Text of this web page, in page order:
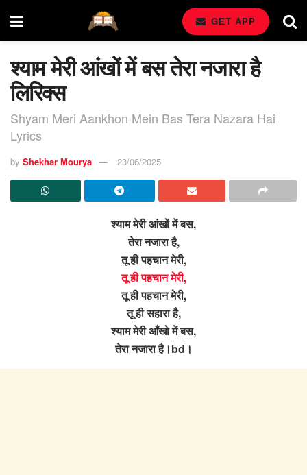
GET APP
श्याम मेरी आंखों में बस तेरा नजारा है
लिरिक्स
Shyam Meri Aankhon Mein Bas Tera Nazara Hai
Lyrics
by Shekhar Mourya 23/06/2025
श्याम मेरी आंखों में बस,
तेरा नजारा है,
तू ही पहचान मेरी,
तू ही पहचान मेरी,
तू ही पहचान मेरी,
तू ही सहारा है,
श्याम मेरी आँखो में बस,
तेरा नजारा है।bd।